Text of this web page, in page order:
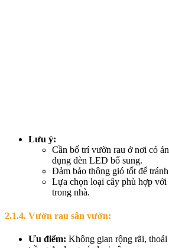
Lưu ý:
Cần bố trí vườn rau ở nơi có
dụng đèn LED bổ sung.
Đảm bảo thông gió tốt để
Lựa chọn loại cây phù hợp với
trong nhà.
2.1.4. Vườn rau sân vườn:
Ưu điểm: Không gian rộng rãi, thoải